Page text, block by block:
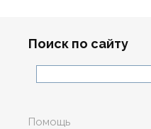
Поиск по сайту
Помощь